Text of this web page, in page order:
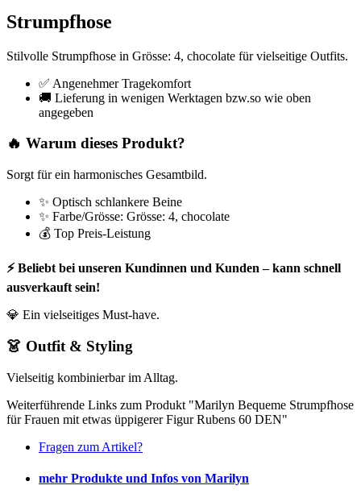
Strumpfhose
Stilvolle Strumpfhose in Grösse: 4, chocolate für vielseitige Outfits.
✅ Angenehmer Tragekomfort
🚚 Lieferung in wenigen Werktagen bzw.so wie oben
angegeben
🔥 Warum dieses Produkt?
Sorgt für ein harmonisches Gesamtbild.
✨ Optisch schlankere Beine
✨ Farbe/Grösse: Grösse: 4, chocolate
💰 Top Preis-Leistung
⚡ Beliebt bei unseren Kundinnen und Kunden – kann schnell
ausverkauft sein!
💎 Ein vielseitiges Must-have.
👗 Outfit & Styling
Vielseitig kombinierbar im Alltag.
Weiterführende Links zum Produkt "Marilyn Bequeme Strumpfhose
für Frauen mit etwas üppigerer Figur Rubens 60 DEN"
Fragen zum Artikel?
mehr Produkte und Infos von Marilyn